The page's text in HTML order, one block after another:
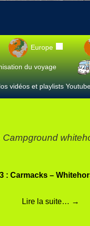
Europe
du voyage
vidéos et playlists
: Carmacks –
Lire la suite… →